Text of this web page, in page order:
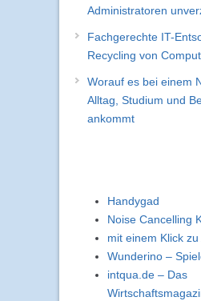
Administratoren
Fachgerechte IT-
Recycling von
Worauf es bei einem
Alltag, Studium und
ankommt
Handygad
Noise Cancelling
mit einem Klick
Wunderino –
intqua.de – Das